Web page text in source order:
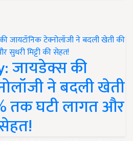
जायडेक्स की
ने बदली खेती
तक घटी लागत और